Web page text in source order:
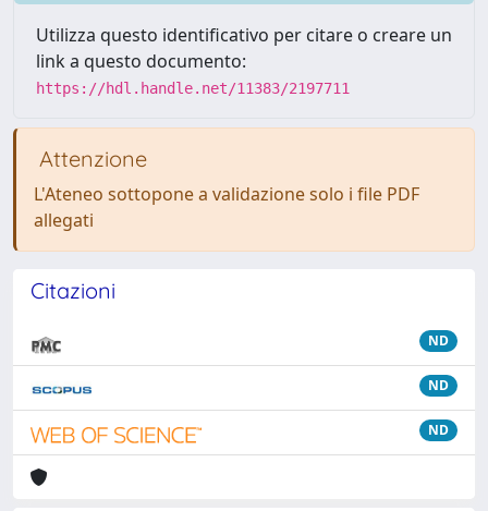
Utilizza questo identificativo per citare o creare un
link a questo documento:
https://hdl.handle.net/11383/2197711
Attenzione
L'Ateneo sottopone a validazione solo i file PDF
allegati
Citazioni
ND
ND
ND